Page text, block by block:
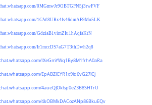
0MGmwJr9OBTGPN5j3rwFVF
1GW8URx4fs46dmAF9Mu5LK
GdziaB1vimZIu1hAqfaKrN
Ir1mccDS7aG7T3thDwh2q8
IXeGmYWq1By8M1frhA0aRa
EpABZIEYR1x9iq6vG27lCj
4aueQJOklsp0eZ3B8SHTrU
4kOBMkDACozANp86BkuEQv